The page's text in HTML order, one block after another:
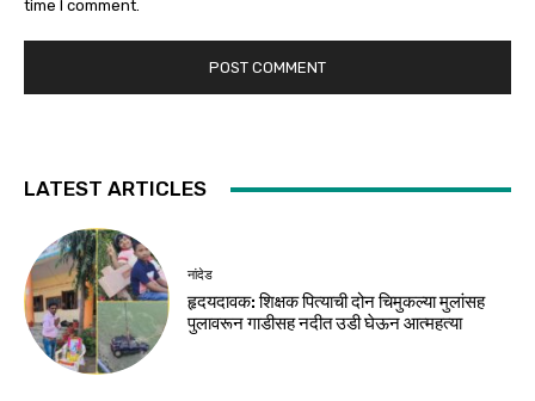
time I comment.
LATEST ARTICLES
नांदेड
हृदयदावक: शिक्षक पित्याची दोन चिमुकल्या मुलांसह
पुलावरून गाडीसह नदीत उडी घेऊन आत्महत्या